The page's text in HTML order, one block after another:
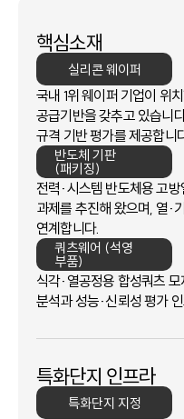
핵심소재
실리콘 웨이퍼
국내 1위 웨이퍼 기업이 위
공급기반을 갖추고 있습니
규격 기반 평가를 제공합니
반도체 기판
(패키징)
전력·시스템 반도체용 고
과제를 추진해 왔으며, 열·
연계합니다.
쿼츠웨어 (석영
부품)
식각·열공정용 합성쿼츠
분석과성능·신뢰성 평가
특화단지 인프라
특화단지 지정